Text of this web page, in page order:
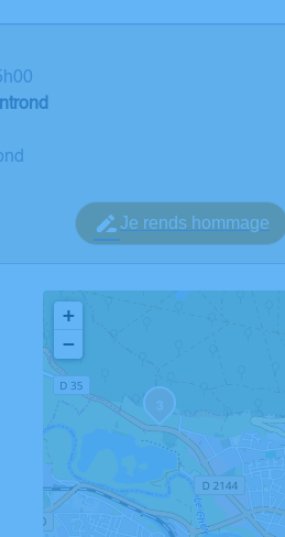
Je rends hommage
3
+
−